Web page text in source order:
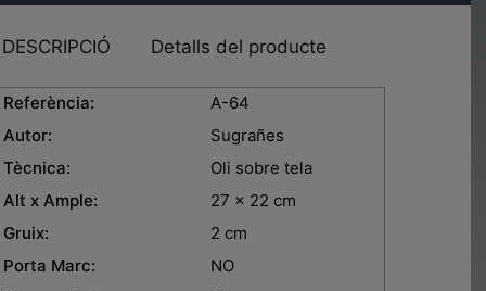
DESCRIPCIÓ Detalls del producte
A-64
Autor:
Sugrañes
Tècnica:
Oli sobre tela
x Ample:
27 x 22 cm
2 cm
Marc:
NO